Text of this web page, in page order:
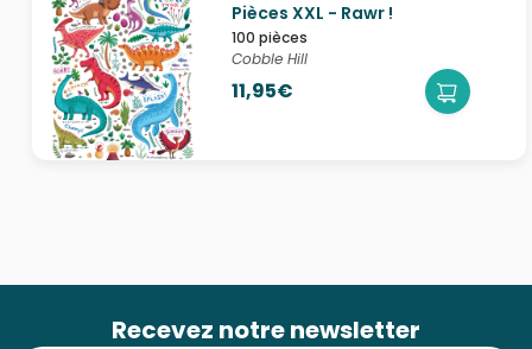
Pièces XXL - Rawr !
100 pièces
Cobble Hill
11,95€
Recevez notre newsletter